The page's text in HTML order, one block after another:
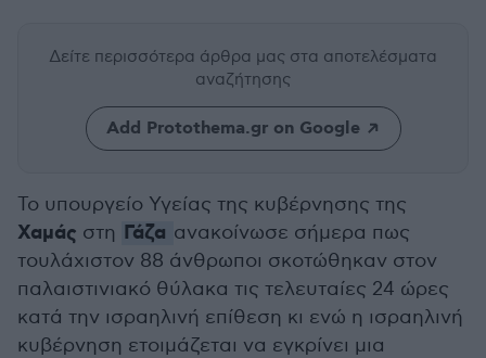
Δείτε περισσότερα άρθρα μας στα αποτελέσματα
αναζήτησης
Add Protothema.gr on Google
Το υπουργείο Υγείας της κυβέρνησης της
Χαμάς στη Γάζα ανακοίνωσε σήμερα πως
τουλάχιστον 88 άνθρωποι σκοτώθηκαν στον
παλαιστινιακό θύλακα τις τελευταίες 24 ώρες
κατά την ισραηλινή επίθεση κι ενώ η ισραηλινή
κυβέρνηση ετοιμάζεται να εγκρίνει μια